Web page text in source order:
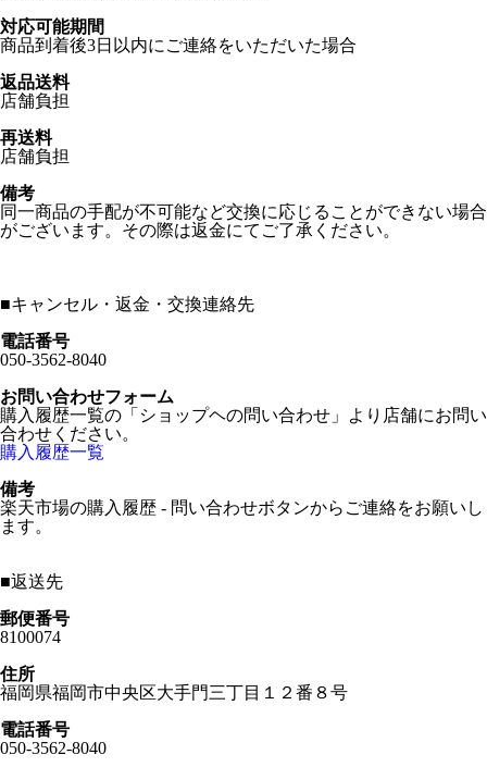
対応可能期間
商品到着後3日以内にご連絡をいただいた場合
返品送料
店舗負担
再送料
店舗負担
備考
同一商品の手配が不可能など交換に応じることができない場合
がございます。その際は返金にてご了承ください。
■キャンセル・返金・交換連絡先
電話番号
050-3562-8040
お問い合わせフォーム
購入履歴一覧の「ショップヘの問い合わせ」より店舗にお問い
合わせください。
購入履歴一覧
備考
楽天市場の購入履歴 - 問い合わせボタンからご連絡をお願いし
ます。
■返送先
郵便番号
8100074
住所
福岡県福岡市中央区大手門三丁目１２番８号
電話番号
050-3562-8040